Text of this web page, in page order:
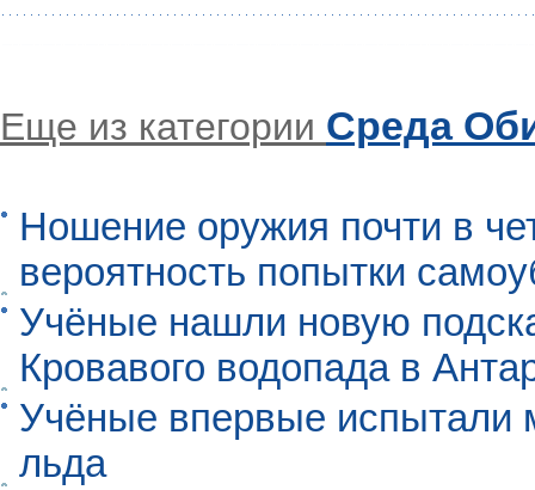
Еще из категории Среда
Ношение оружия почти в
вероятность попытки
Учёные нашли новую
Кровавого водопада в
Учёные впервые испытали
льда